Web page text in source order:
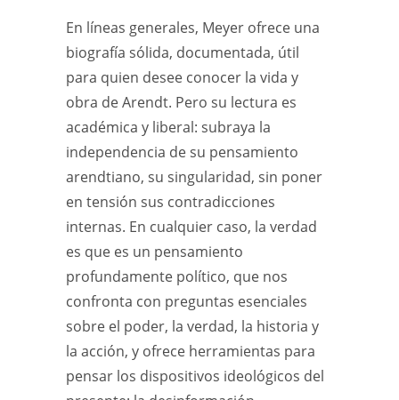
En líneas generales, Meyer ofrece una
biografía sólida, documentada, útil
para quien desee conocer la vida y
obra de Arendt. Pero su lectura es
académica y liberal: subraya la
independencia de su pensamiento
arendtiano, su singularidad, sin poner
en tensión sus contradicciones
internas. En cualquier caso, la verdad
es que es un pensamiento
profundamente político, que nos
confronta con preguntas esenciales
sobre el poder, la verdad, la historia y
la acción, y ofrece herramientas para
pensar los dispositivos ideológicos del